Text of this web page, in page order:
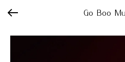
Go Boo